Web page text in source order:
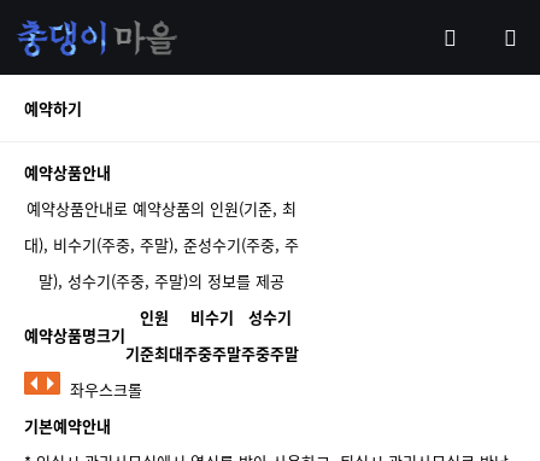
예약하기
예약상품안내
예약상품안내로 예약상품의 인원(기준, 최
대), 비수기(주중, 주말), 준성수기(주중, 주
말), 성수기(주중, 주말)의 정보를 제공
예약상품명크기
인원 비수기
성수기
기준최대주중주말주중주말
좌우스크롤
기본예약안내